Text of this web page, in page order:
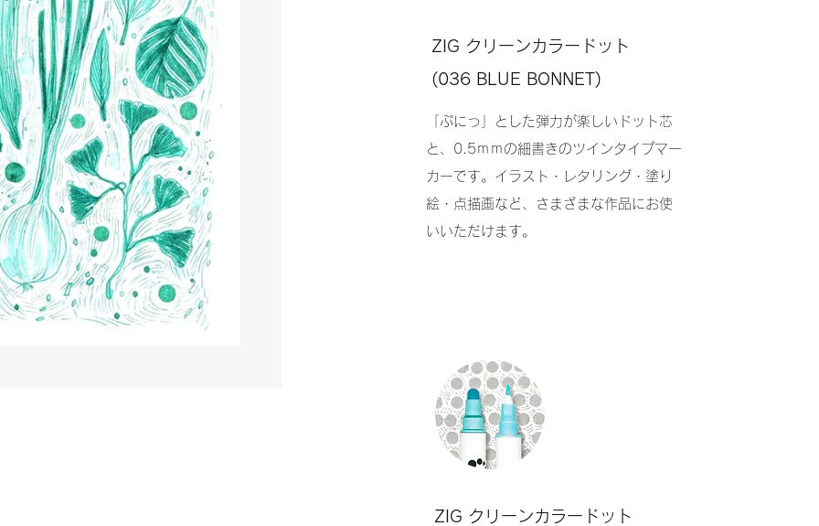
ZIG クリーンカラードット
(036 BLUE BONNET)
「ぷにっ」とした弾力が楽しいドット芯
と、0.5ｍｍの細書きのツインタイプマー
カーです。イラスト・レタリング・塗り
絵・点描画など、さまざまな作品にお使
いいただけます。
ZIG クリーンカラードット